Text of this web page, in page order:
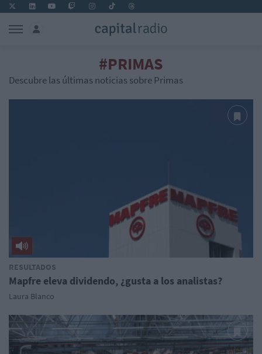
#PRIMAS
Descubre las últimas noticias sobre Primas
RESULTADOS
Mapfre eleva dividendo, ¿gusta a los analistas?
Laura Blanco